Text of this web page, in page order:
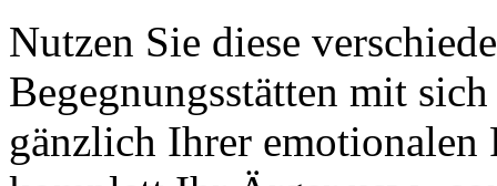
Nutzen Sie diese
Begegnungsstätten mit
gänzlich Ihrer emotionalen